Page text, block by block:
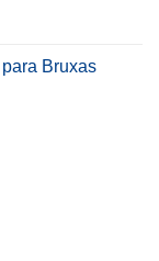
Bruxas